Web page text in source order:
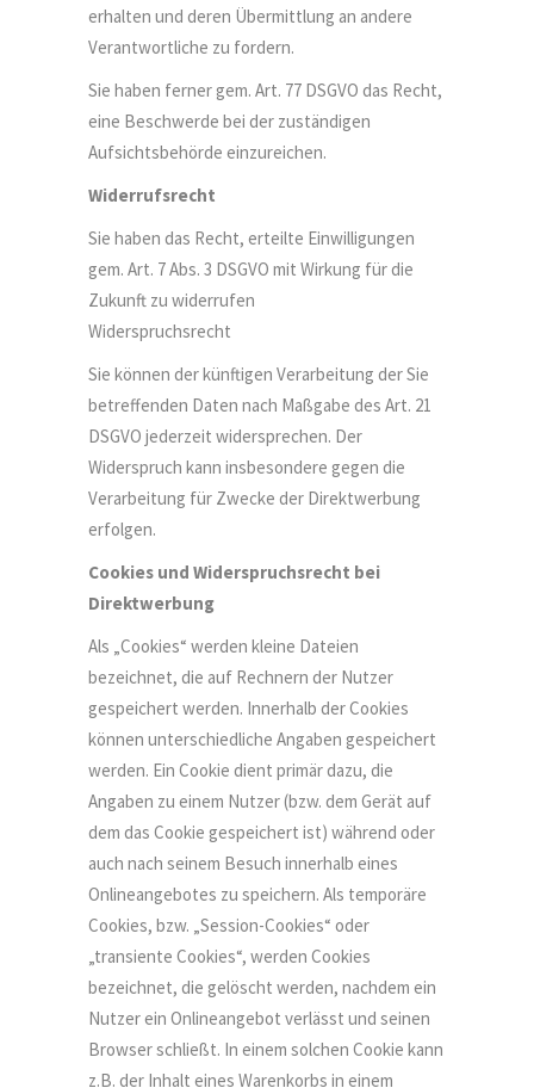
erhalten und deren Übermittlung an andere
Verantwortliche zu fordern.
Sie haben ferner gem. Art. 77 DSGVO das Recht,
eine Beschwerde bei der zuständigen
Aufsichtsbehörde einzureichen.
Widerrufsrecht
Sie haben das Recht, erteilte Einwilligungen
gem. Art. 7 Abs. 3 DSGVO mit Wirkung für die
Zukunft zu widerrufen
Widerspruchsrecht
Sie können der künftigen Verarbeitung der Sie
betreffenden Daten nach Maßgabe des Art. 21
DSGVO jederzeit widersprechen. Der
Widerspruch kann insbesondere gegen die
Verarbeitung für Zwecke der Direktwerbung
erfolgen.
Cookies und Widerspruchsrecht bei
Direktwerbung
Als „Cookies“ werden kleine Dateien
bezeichnet, die auf Rechnern der Nutzer
gespeichert werden. Innerhalb der Cookies
können unterschiedliche Angaben gespeichert
werden. Ein Cookie dient primär dazu, die
Angaben zu einem Nutzer (bzw. dem Gerät auf
dem das Cookie gespeichert ist) während oder
auch nach seinem Besuch innerhalb eines
Onlineangebotes zu speichern. Als temporäre
Cookies, bzw. „Session-Cookies“ oder
„transiente Cookies“, werden Cookies
bezeichnet, die gelöscht werden, nachdem ein
Nutzer ein Onlineangebot verlässt und seinen
Browser schließt. In einem solchen Cookie kann
z.B. der Inhalt eines Warenkorbs in einem